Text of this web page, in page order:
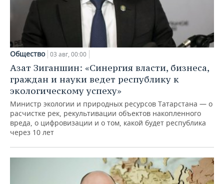
Общество 03 авг, 00:00
Азат Зиганшин: «Синергия власти, бизнеса,
граждан и науки ведет республику к
экологическому успеху»
Министр экологии и природных ресурсов Татарстана — о
расчистке рек, рекультивации объектов накопленного
вреда, о цифровизации и о том, какой будет республика
через 10 лет